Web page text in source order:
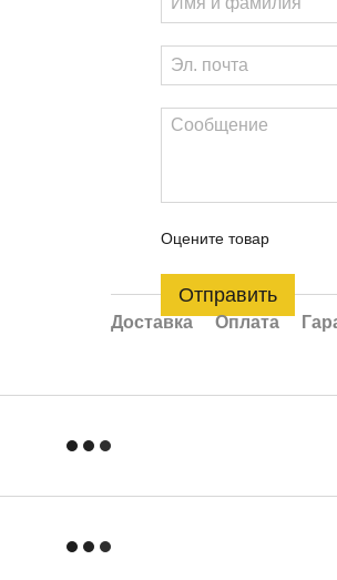
Оцените товар
Отправить
Доставка Оплата